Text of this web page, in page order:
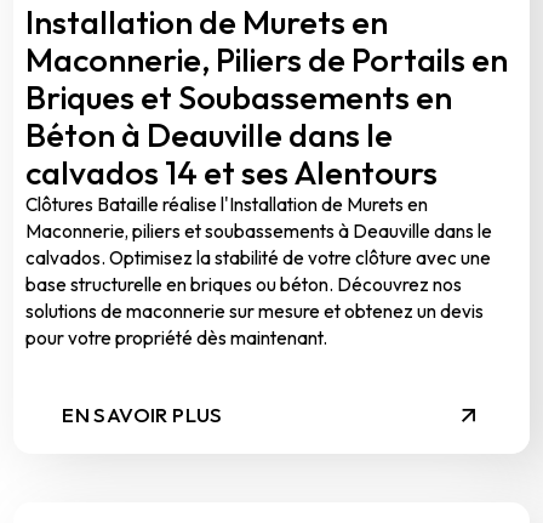
Installation de Murets en
Maconnerie, Piliers de Portails en
Briques et Soubassements en
Béton à Deauville dans le
calvados 14 et ses Alentours
Clôtures Bataille réalise l'Installation de Murets en
Maconnerie, piliers et soubassements à Deauville dans le
calvados. Optimisez la stabilité de votre clôture avec une
base structurelle en briques ou béton. Découvrez nos
solutions de maconnerie sur mesure et obtenez un devis
pour votre propriété dès maintenant.
EN SAVOIR PLUS